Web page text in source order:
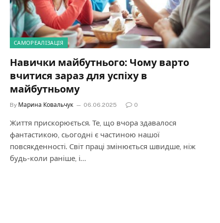
САМОРЕАЛІЗАЦІЯ
Навички майбутнього: Чому варто
вчитися зараз для успіху в
майбутньому
By Марина Ковальчук 06.06.2025 0
Життя прискорюється. Те, що вчора здавалося
фантастикою, сьогодні є частиною нашої
повсякденності. Світ праці змінюється швидше, ніж
будь-коли раніше, і…